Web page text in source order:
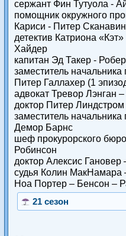
сержант Фин Тутуола -
помощник окружного
Кариси - Питер
детектив Катриона
Хайдер
капитан Эд Такер -
заместитель
Питер Галлахер (1
адвокат Тревор Лэнган
доктор Питер
заместитель
Демор Барнс
шеф прокурорского
Робинсон
доктор Алексис
судья Колин МакНамара
Ноа Портер – Бенсон –
21 сезон